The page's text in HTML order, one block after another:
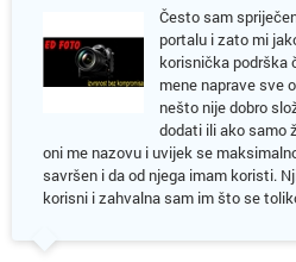
Često sam
portalu i zato mi
korisnička podrška
mene naprave sve
nešto nije dobro
dodati ili ako samo
oni me nazovu i uvijek se
savršen i da od njega imam koristi.
korisni i zahvalna sam im što se